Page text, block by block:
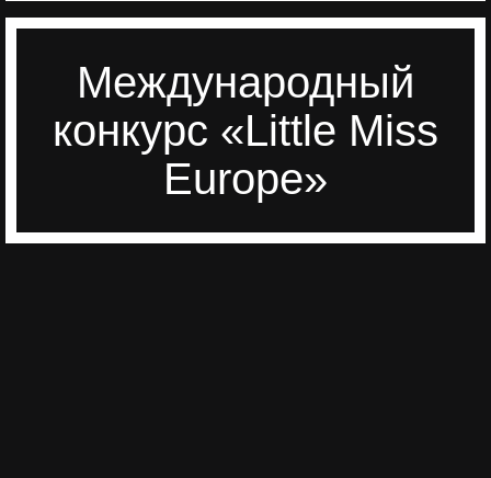
Международный
конкурс «Little Miss
Europe»
Перейти